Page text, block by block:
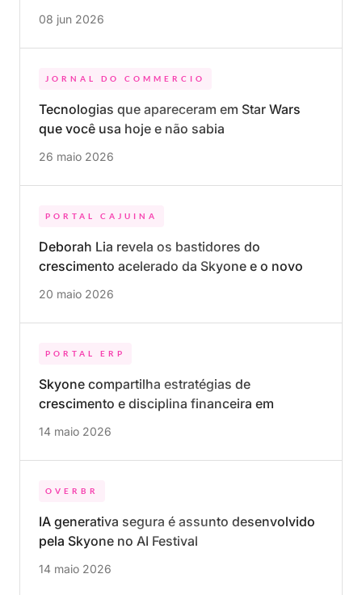
08 jun 2026
JORNAL DO COMMERCIO
Tecnologias que apareceram em Star Wars
que você usa hoje e não sabia
26 maio 2026
PORTAL CAJUINA
Deborah Lia revela os bastidores do
crescimento acelerado da Skyone e o novo
papel do RH
20 maio 2026
PORTAL ERP
Skyone compartilha estratégias de
crescimento e disciplina financeira em
episódio do podcast Papo de M&A
14 maio 2026
OVERBR
IA generativa segura é assunto desenvolvido
pela Skyone no AI Festival
14 maio 2026